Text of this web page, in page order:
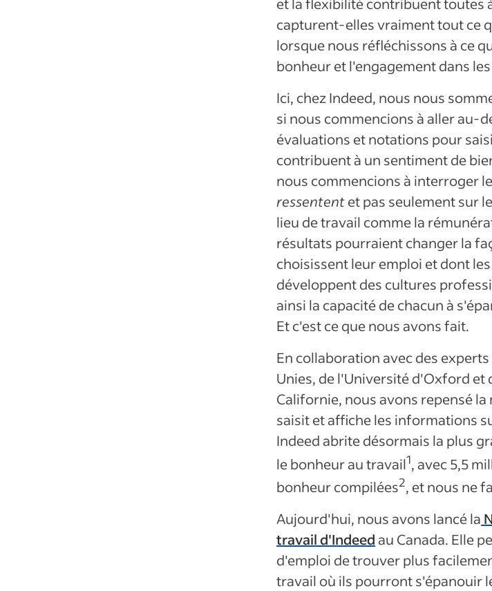
capturent-elles vraiment tout ce
lorsque nous réfléchissons à ce
bonheur et l'engagement dans
Ici, chez Indeed, nous nous
si nous commencions à aller au-
évaluations et notations pour
contribuent à un sentiment de
nous commencions à interroger
ressententet pas seulement sur
lieu de travail comme la
résultats pourraient changer la
choisissent leur emploi et dont
développent des cultures
ainsi la capacité de chacun à
Et c'est ce que nous avons fait.
En collaboration avec des
Unies, de l'Université d'Oxford et
Californie, nous avons repensé
saisit et affiche les informations
Indeed abrite désormais la plus
le bonheur au travail1, avec 5,5
bonheur compilées2, et nous ne
Aujourd'hui, nous avons lancé la
travail d'Indeed au Canada. Elle
d'emploi de trouver plus
travail où ils pourront s'épanouir